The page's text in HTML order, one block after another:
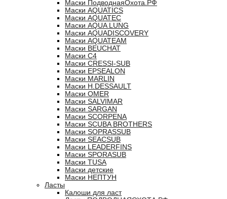
Маски ПодводнаяОхота.РФ
Маски AQUATICS
Маски AQUATEC
Маски AQUA LUNG
Маски AQUADISCOVERY
Маски AQUATEAM
Маски BEUCHAT
Маски C4
Маски CRESSI-SUB
Маски EPSEALON
Маски MARLIN
Маски H.DESSAULT
Маски OMER
Маски SALVIMAR
Маски SARGAN
Маски SCORPENA
Маски SCUBA BROTHERS
Маски SOPRASSUB
Маски SEACSUB
Маски LEADERFINS
Маски SPORASUB
Маски TUSA
Маски детские
Маски НЕПТУН
Ласты
Калоши для ласт